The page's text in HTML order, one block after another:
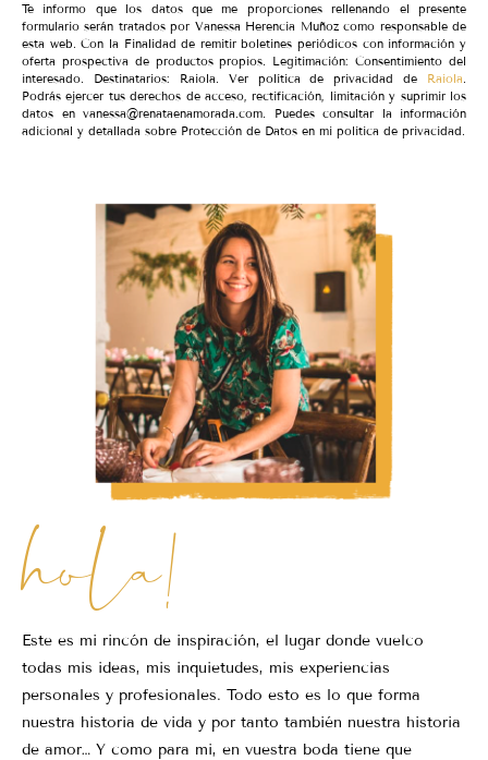
Te informo que los datos que me proporciones rellenando el presente
formulario serán tratados por Vanessa Herencia Muñoz como responsable de
esta web. Con la Finalidad de remitir boletines periódicos con información y
oferta prospectiva de productos propios. Legitimación: Consentimiento del
interesado. Destinatarios: Raiola. Ver política de privacidad de Raiola.
Podrás ejercer tus derechos de acceso, rectificación, limitación y suprimir los
datos en vanessa@renataenamorada.com. Puedes consultar la información
adicional y detallada sobre Protección de Datos en mi política de privacidad.
hola!
Este es mi rincón de inspiración, el lugar donde vuelco
todas mis ideas, mis inquietudes, mis experiencias
personales y profesionales. Todo esto es lo que forma
nuestra historia de vida y por tanto también nuestra historia
de amor… Y como para mi, en vuestra boda tiene que